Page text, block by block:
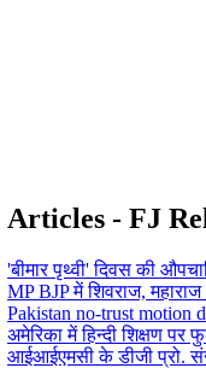
Articles - FJ
'बीमार पृथ्वी' दिवस की
MP BJP में शिवराज,
Pakistan no-trust motion
अमेरिका में हिन्दी शिक्षण पर
आईआईएमसी के डीजी प्रो.